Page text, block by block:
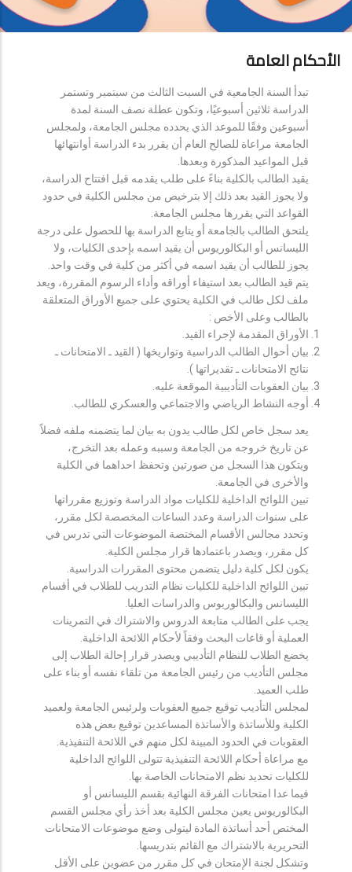
الأحكام العامة
تبدأ السنة الجامعية في السبت الثالث من سبتمبر وتستمر
الدراسة ثلاثين أسبوعيًا، وتكون عطلة نصف السنة لمدة
أسبوعين وفقًا للموعد الذي يحدده مجلس الجامعة، ولمجلس
الجامعة مراعاة للصالح العام أن يقرر بدء الدراسة أوانتهائها
قبل المواعيد المذكورة وبعدها.
يقيد الطالب بالكلية بناءً على طلب يقدمه قبل افتتاح الدراسة،
ولا يجوز القيد بعد ذلك إلا بترخيص من مجلس الكلية في حدود
القواعد التي يقررها مجلس الجامعة.
يلتحق الطالب بالجامعة أو يتابع الدراسة بها للحصول على درجة
الليسانس أو البكالوريوس أن يقيد اسمه بإحدى الكليات، ولا
يجوز للطالب أن يقيد اسمه في أكثر من كلية في وقت واحد.
يتم قيد الطالب بعد استيفاء أوراقه وأداء الرسوم المقررة، ويعد
ملف لكل طالب في الكلية يحتوي على جميع الأوراق المتعلقة
بالطالب وعلى الأخص :
الأوراق المقدمة لإجراء القيد.
بيان أحوال الطالب الدراسية وتواريخها ( القيد ـ الامتحانات ـ
نتائح الامتحانات ـ تقديراتها ).
بيان العقوبات التأديبية الموقعة عليه.
أوجه النشاط الرياضي والاجتماعي والعسكري للطالب.
يعد سجل خاص لكل طالب يدون به بيان لما يتضمنه ملفه فضلاً
عن تاريخ خروجه من الجامعة وسببه وعمله بعد التخرج،
ويتكون هذا السجل من صورتين وتحفظ احداهما في الكلية
والأخرى في الجامعة.
تبين اللوائح الداخلية للكليات مواد الدراسة وتوزيع مقرراتها
على سنوات الدراسة وعدد الساعات المخصصة لكل مقرر،
وتحدد مجالس الأقسام المختصة الموضوعات التي تدرس في
كل مقرر، ويصدر باعتمادها قرار مجلس الكلية.
يكون لكل كلية دليل يتضمن محتوى المقررات الدراسية.
تبين اللوائح الداخلية للكليات نظام التدريب للطلاب في أقسام
الليسانس والبكالوريوس والدراسات العليا.
يجب على الطالب متابعة الدروس والاشتراك في التمرينات
العملية أو قاعات البحث وفقاً لأحكام اللائحة الداخلية.
يخضع الطلاب للنظام التأديبي ويصدر قرار إحالة الطلاب إلى
مجلس التأديب من رئيس الجامعة من تلقاء نفسه أو بناء على
طلب العميد.
لمجلس التأديب توقيع جميع العقوبات ولرئيس الجامعة ولعميد
الكلية وللأساتذة والأساتذة المساعدين توقيع بعض هذه
العقوبات في الحدود المبينة لكل منهم في اللائحة التنفيذية.
مع مراعاة أحكام اللائحة التنفيذية تتولى اللوائح الداخلية
للكليات تحديد نظم الامتحانات الخاصة بها.
فيما عدا امتحانات الفرقة النهائية بقسم الليسانس أو
البكالوريوس يعين مجلس الكلية بعد أخذ رأي مجلس القسم
المختص أحد أساتذة المادة ليتولى وضع موضوعات الامتحانات
التحريرية بالاشتراك مع القائم بتدريسها.
وتشكل لجنة الإمتحان في كل مقرر من عضوين على الأقل